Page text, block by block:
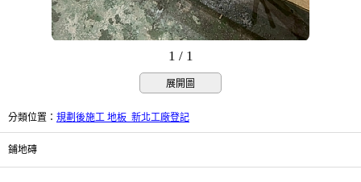
1 / 1
展開圖
分類位置 ： 規劃後施工 地板_新北工廠登記
鋪地磚